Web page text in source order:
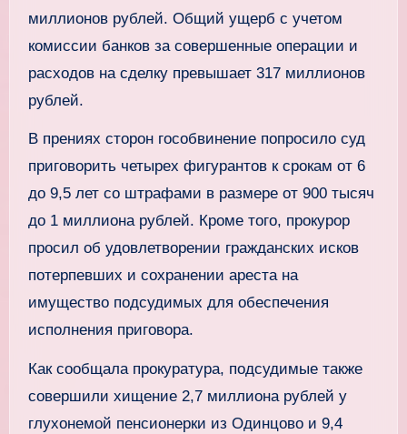
миллионов рублей. Общий ущерб с учетом
комиссии банков за совершенные операции и
расходов на сделку превышает 317 миллионов
рублей.
В прениях сторон гособвинение попросило суд
приговорить четырех фигурантов к срокам от 6
до 9,5 лет со штрафами в размере от 900 тысяч
до 1 миллиона рублей. Кроме того, прокурор
просил об удовлетворении гражданских исков
потерпевших и сохранении ареста на
имущество подсудимых для обеспечения
исполнения приговора.
Как сообщала прокуратура, подсудимые также
совершили хищение 2,7 миллиона рублей у
глухонемой пенсионерки из Одинцово и 9,4